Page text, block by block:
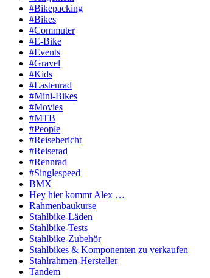
#Bikepacking
#Bikes
#Commuter
#E-Bike
#Events
#Gravel
#Kids
#Lastenrad
#Mini-Bikes
#Movies
#MTB
#People
#Reisebericht
#Reiserad
#Rennrad
#Singlespeed
BMX
Hey hier kommt Alex …
Rahmenbaukurse
Stahlbike-Läden
Stahlbike-Tests
Stahlbike-Zubehör
Stahlbikes & Komponenten zu verkaufen
Stahlrahmen-Hersteller
Tandem